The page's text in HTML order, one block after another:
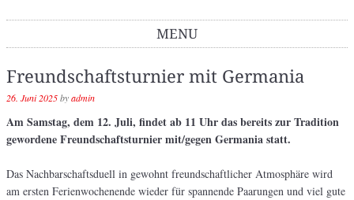
MENU
Freundschaftsturnier mit Germania
26. Juni 2025byadmin
Am Samstag, dem 12. Juli, findet ab 11 Uhr das bereits zur Tradition
gewordeneFreundschaftsturnier mit/gegen Germania statt.
Das Nachbarschaftsduell in gewohnt freundschaftlicher Atmosphäre wird
am ersten Ferienwochenende wieder für spannende Paarungen und viel gute